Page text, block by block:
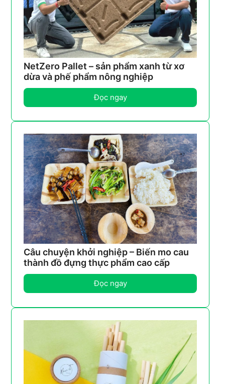
NetZero Pallet – sản phẩm xanh từ xơ
dừa và phế phẩm nông nghiệp
Đọc ngay
Câu chuyện khởi nghiệp – Biến mo cau
thành đồ đựng thực phẩm cao cấp
Đọc ngay